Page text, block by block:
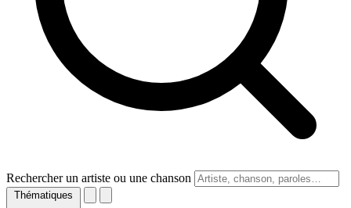
Rechercher un artiste ou une chanson
Thématiques